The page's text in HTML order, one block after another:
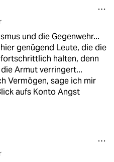
und die Gegenwehr...
genügend Leute, die die
halten, denn
Armut verringert...
Vermögen, sage ich mir
aufs Konto Angst